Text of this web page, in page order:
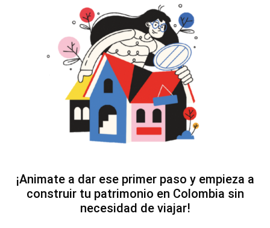
¡Animate a dar ese primer paso y empieza a
construir tu patrimonio en Colombia sin
necesidad de viajar!